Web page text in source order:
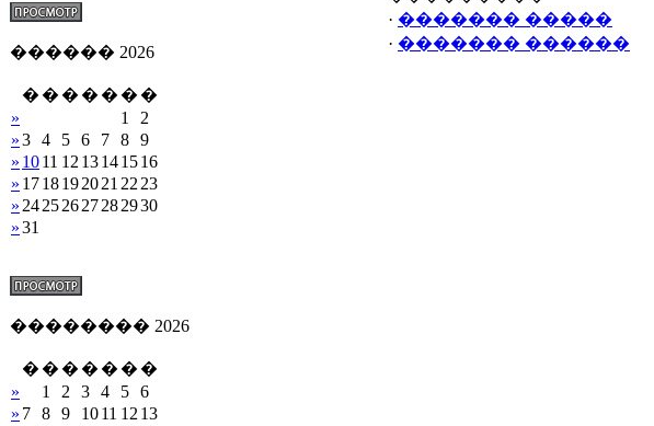
������ 2026
� � � � � � �
»
1
2
»3 4 5 6 7 8 9
» 1011 12 13141516
» 1718192021 22 23
» 24252627282930
»31
�������� 2026
� � � � � � �
»
1 2 3 4 5 6
» 7 8 9 1011 12 13
· ������� �����
· ������� ������